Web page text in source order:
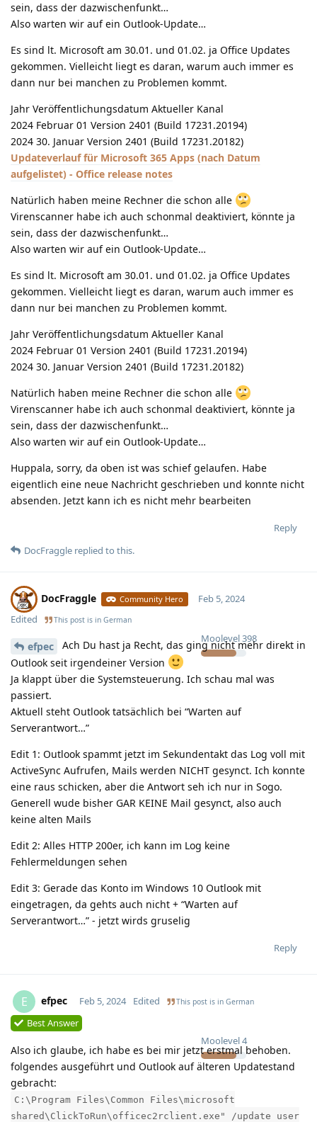
sein, dass der dazwischenfunkt…
Also warten wir auf ein Outlook-Update…
Es sind lt. Microsoft am 30.01. und 01.02. ja Office Updates
gekommen. Vielleicht liegt es daran, warum auch immer es
dann nur bei manchen zu Problemen kommt.
Jahr Veröffentlichungsdatum Aktueller Kanal
2024 Februar 01 Version 2401 (Build 17231.20194)
2024 30. Januar Version 2401 (Build 17231.20182)
Updateverlauf für Microsoft 365 Apps (nach Datum
aufgelistet) - Office release notes
Natürlich haben meine Rechner die schon alle
Virenscanner habe ich auch schonmal deaktiviert, könnte ja
sein, dass der dazwischenfunkt…
Also warten wir auf ein Outlook-Update…
Es sind lt. Microsoft am 30.01. und 01.02. ja Office Updates
gekommen. Vielleicht liegt es daran, warum auch immer es
dann nur bei manchen zu Problemen kommt.
Jahr Veröffentlichungsdatum Aktueller Kanal
2024 Februar 01 Version 2401 (Build 17231.20194)
2024 30. Januar Version 2401 (Build 17231.20182)
Natürlich haben meine Rechner die schon alle
Virenscanner habe ich auch schonmal deaktiviert, könnte ja
sein, dass der dazwischenfunkt…
Also warten wir auf ein Outlook-Update…
Huppala, sorry, da oben ist was schief gelaufen. Habe
eigentlich eine neue Nachricht geschrieben und konnte nicht
absenden. Jetzt kann ich es nicht mehr bearbeiten
Reply
DocFraggle replied to this.
DocFraggle Community Hero
Moolevel398
Feb 5, 2024
Edited
This post is in German
efpec
Ach Du hast ja Recht, das ging nicht mehr direkt in
Outlook seit irgendeiner Version
Ja klappt über die Systemsteuerung. Ich schau mal was
passiert.
Aktuell steht Outlook tatsächlich bei “Warten auf
Serverantwort…”
Edit 1: Outlook spammt jetzt im Sekundentakt das Log voll mit
ActiveSync Aufrufen, Mails werden NICHT gesynct. Ich konnte
eine raus schicken, aber die Antwort seh ich nur in Sogo.
Generell wude bisher GAR KEINE Mail gesynct, also auch
keine alten Mails
Edit 2: Alles HTTP 200er, ich kann im Log keine
Fehlermeldungen sehen
Edit 3: Gerade das Konto im Windows 10 Outlook mit
eingetragen, da gehts auch nicht + “Warten auf
Serverantwort…” - jetzt wirds gruselig
Reply
E efpec
Moolevel4
Feb 5, 2024 Edited This post is in German
Best Answer
Also ich glaube, ich habe es bei mir jetzt erstmal behoben.
folgendes ausgeführt und Outlook auf älteren Updatestand
gebracht:
C:\Program Files\Common Files\microsoft
shared\ClickToRun\officec2rclient.exe" /update user